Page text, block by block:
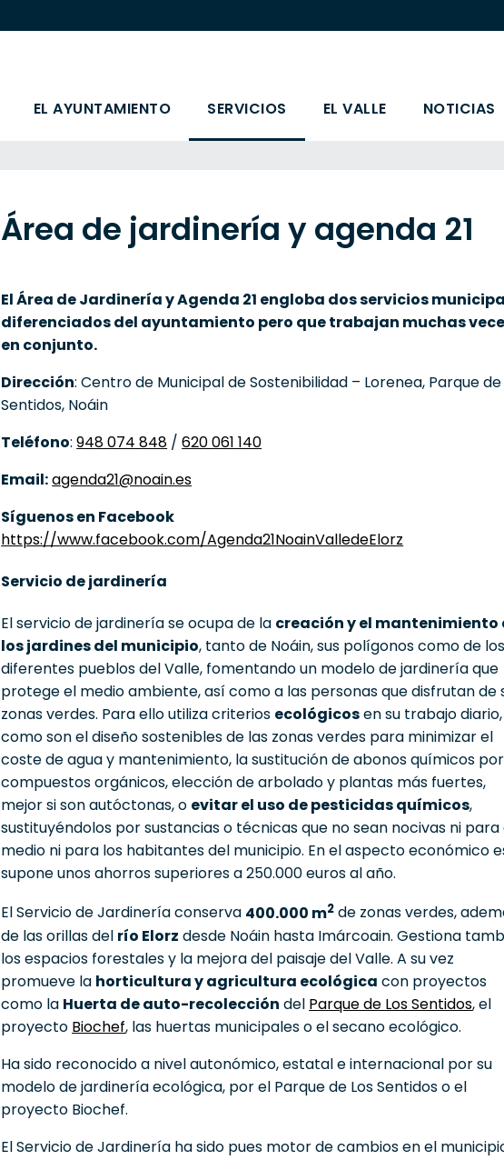
EL AYUNTAMIENTO SERVICIOS EL VALLE NOTICIAS
Área de jardinería y agenda 21
El Área de Jardinería y Agenda 21 engloba dos servicios
diferenciados del ayuntamiento pero que trabajan muchas
en conjunto.
Dirección: Centro de Municipal de Sostenibilidad – Lorenea, Parque
Sentidos, Noáin
Teléfono:948 074 848 /620 061 140
Email:agenda21@noain.es
Síguenos en Facebook
https://www.facebook.com/Agenda21NoainValledeElorz
Servicio de jardinería
El servicio de jardinería se ocupa de la creación y el mantenimiento
los jardines del municipio, tanto de Noáin, sus polígonos como de los
diferentes pueblos del Valle, fomentando un modelo de jardinería que
protege el medio ambiente, así como a las personas que disfrutan de
zonas verdes. Para ello utiliza criterios ecológicosen su trabajo diario,
como son el diseño sostenibles de las zonas verdes para minimizar el
coste de agua y mantenimiento, la sustitución de abonos químicos por
compuestos orgánicos, elección de arbolado y plantas más fuertes,
mejor si son autóctonas, o evitar el uso de pesticidas químicos,
sustituyéndolos por sustancias o técnicas que no sean nocivas ni para
medio ni para los habitantes del municipio. En el aspecto económico
supone unos ahorros superiores a 250.000 euros al año.
El Servicio de Jardinería conserva 400.000 m2 de zonas verdes,
de las orillas del río Elorz desde Noáin hasta Imárcoain. Gestiona
los espacios forestales y la mejora del paisaje del Valle. A su vez
promueve la horticultura y agricultura ecológica con proyectos
como la Huerta de auto-recolección del Parque de Los Sentidos, el
proyecto Biochef, las huertas municipales o el secano ecológico.
Ha sido reconocido a nivel autonómico, estatal e internacional por su
modelo de jardinería ecológica, por el Parque de Los Sentidos o el
proyecto Biochef.
El Servicio de Jardinería ha sido pues motor de cambios en el